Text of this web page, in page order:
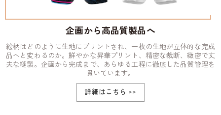
企画から高品質製品へ
絵柄はどのように生地にプリントされ、一枚の生地が立体的な完成
品へと変わるのか。鮮やかな昇華プリント、精密な裁断、緻密で丈
夫な縫製。企画から完成まで、あらゆる工程に徹底した品質管理を
貫いています。
詳細はこちら >>